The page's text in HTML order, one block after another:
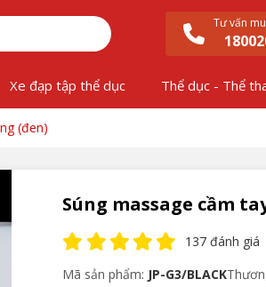
Tư vấn
Xe đạp tập thể dục Thể dục - Thể
(đen)
Súng massage cầm
137 đánh giá
Mã sản phẩm: JP-G3/BLACK